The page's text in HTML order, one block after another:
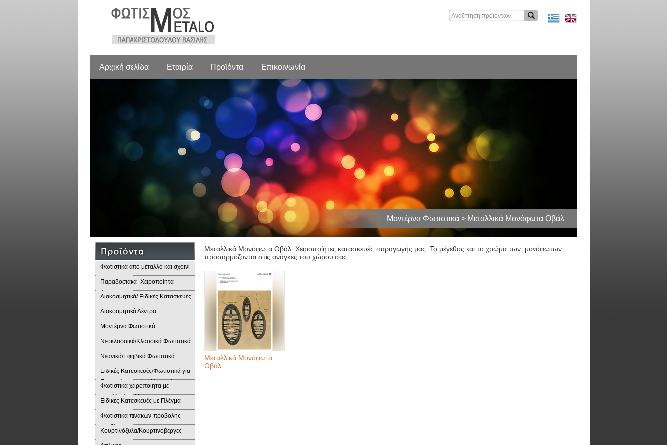
Αρχική σελίδα Εταιρία Προϊόντα Επικοινωνία
Μοντέρνα Φωτιστικά > Μεταλλικά Μονόφωτα Οβάλ
Φωτιστικά από μέταλλο και σχοινί
Παραδοσιακά- Χειροποίητα
Φωτιστικά
Διακοσμητικά/ Ειδικές Κατασκευές
Διακοσμητικά Δέντρα
Μοντέρνα Φωτιστικά
Νεοκλασσικά/Κλασσικά Φωτιστικά
Νεανικά/Εφηβικά Φωτιστικά
Ειδικές Κατασκευές/Φωτιστικά για
Επαγγελματικούς Χώρους/
Παραδοσιακά Φωτιστικά
Φωτιστικά χειροποίητα με
μεταλλικά φύλλα
Ειδικές Κατασκευές με Πλέγμα
Φωτιστικά πινάκων-προβολής
προϊόντων
Κουρτινόξυλα/Κουρτινόβεργες
Μεταλλικά Μονόφωτα Οβάλ. Χειροποίητες κατασκευές παραγωγής μας. Το μέγεθος και το χρώμα των μονόφωτων
προσαρμόζονται στις ανάγκες του χώρου σας.
Μεταλλικά Μονόφωτα
Οβάλ